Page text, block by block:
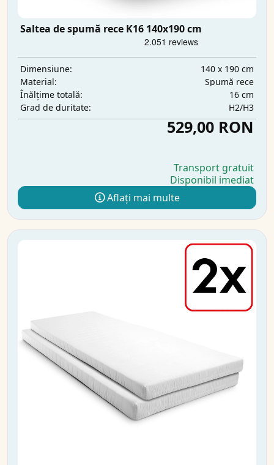
Saltea de spumă rece K16 140x190 cm
Dimensiune:
140 x 190 cm
Material:
Spumă rece
Înălțime totală:
16 cm
Grad de duritate:
H2/H3
529,00 RON
Transport gratuit
Disponibil imediat
Aflați mai multe